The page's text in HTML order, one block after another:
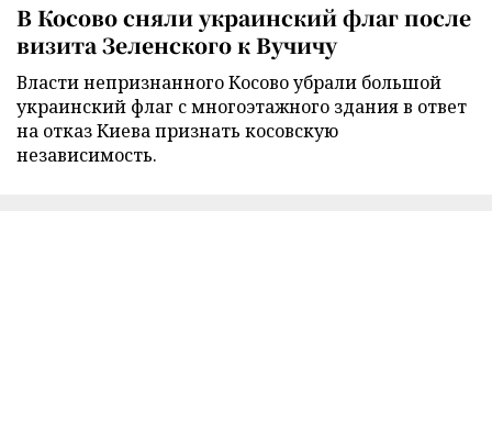
В Косово сняли украинский флаг после
визита Зеленского к Вучичу
Власти непризнанного Косово убрали большой
украинский флаг с многоэтажного здания в ответ
на отказ Киева признать косовскую
независимость.